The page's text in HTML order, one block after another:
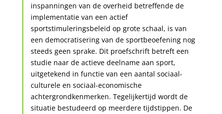
inspanningen van de overheid betreffende de
implementatie van een actief
sportstimuleringsbeleid op grote schaal, is van
een democratisering van de sportbeoefening nog
steeds geen sprake. Dit proefschrift betreft een
studie naar de actieve deelname aan sport,
uitgetekend in functie van een aantal sociaal-
culturele en sociaal-economische
achtergrondkenmerken. Tegelijkertijd wordt de
situatie bestudeerd op meerdere tijdstippen. De